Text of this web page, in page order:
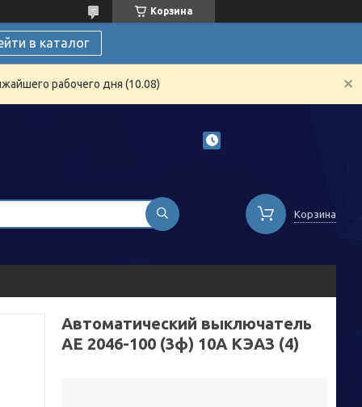
Корзина
в каталог
рабочего дня (10.08)
Корзина
Автоматический выключатель
АЕ 2046-100 (3ф) 10А КЭАЗ (4)